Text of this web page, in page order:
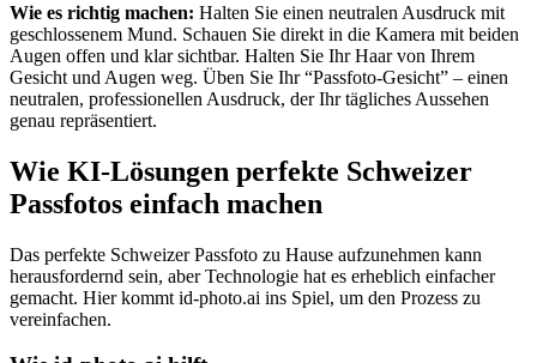
Wie es richtig machen: Halten Sie einen neutralen Ausdruck mit
geschlossenem Mund. Schauen Sie direkt in die Kamera mit beiden
Augen offen und klar sichtbar. Halten Sie Ihr Haar von Ihrem
Gesicht und Augen weg. Üben Sie Ihr “Passfoto-Gesicht” – einen
neutralen, professionellen Ausdruck, der Ihr tägliches Aussehen
genau repräsentiert.
Wie KI-Lösungen perfekte Schweizer
Passfotos einfach machen
Das perfekte Schweizer Passfoto zu Hause aufzunehmen kann
herausfordernd sein, aber Technologie hat es erheblich einfacher
gemacht. Hier kommt id-photo.ai ins Spiel, um den Prozess zu
vereinfachen.